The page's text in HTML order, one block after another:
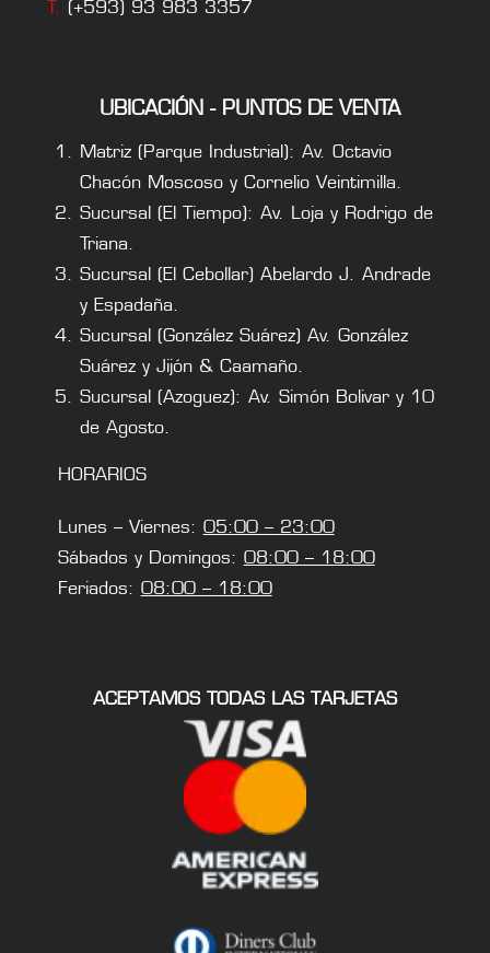
T. (+593) 93 983 3357
UBICACIÓN - PUNTOS DE VENTA
Matriz (Parque Industrial): Av. Octavio
Chacón Moscoso y Cornelio Veintimilla.
Sucursal (El Tiempo): Av. Loja y Rodrigo de
Triana.
Sucursal (El Cebollar) Abelardo J. Andrade
y Espadaña.
Sucursal (González Suárez) Av. González
Suárez y Jijón & Caamaño.
Sucursal (Azoguez): Av. Simón Bolivar y 10
de Agosto.
HORARIOS
Lunes – Viernes: 05:00 – 23:00
Sábados y Domingos: 08:00 – 18:00
Feriados: 08:00 – 18:00
ACEPTAMOS TODAS LAS TARJETAS